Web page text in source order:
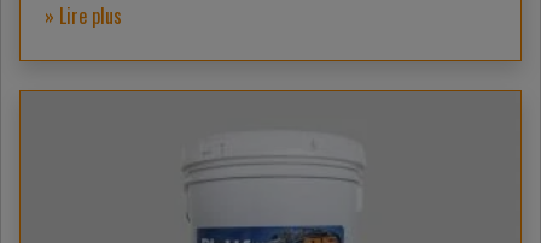
» Lire plus